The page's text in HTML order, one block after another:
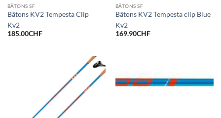
BÂTONS SF
Bâtons KV2 Tempesta Clip
Kv2
185.00CHF
BÂTONS SF
Bâtons KV2 Tempesta clip Blue
Kv2
169.90CHF